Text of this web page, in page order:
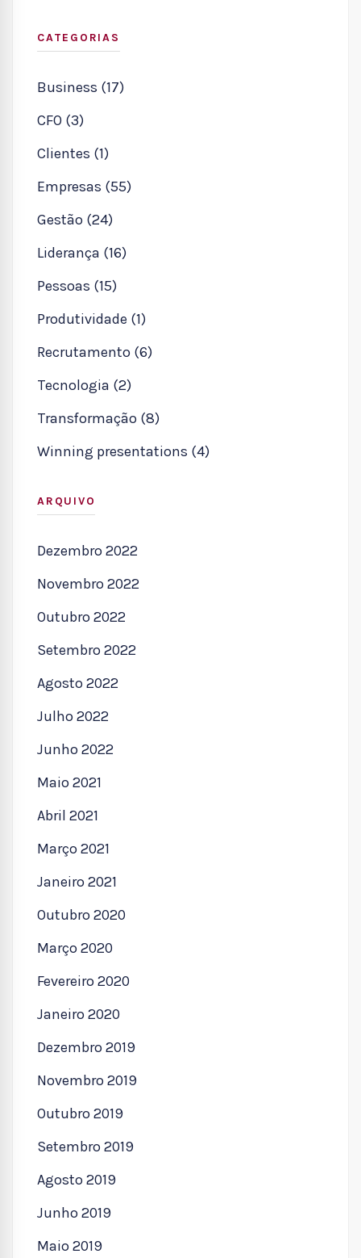
CATEGORIAS
Business (17)
CFO (3)
Clientes (1)
Empresas (55)
Gestão (24)
Liderança (16)
Pessoas (15)
Produtividade (1)
Recrutamento (6)
Tecnologia (2)
Transformação (8)
Winning presentations (4)
ARQUIVO
Dezembro 2022
Novembro 2022
Outubro 2022
Setembro 2022
Agosto 2022
Julho 2022
Junho 2022
Maio 2021
Abril 2021
Março 2021
Janeiro 2021
Outubro 2020
Março 2020
Fevereiro 2020
Janeiro 2020
Dezembro 2019
Novembro 2019
Outubro 2019
Setembro 2019
Agosto 2019
Junho 2019
Maio 2019